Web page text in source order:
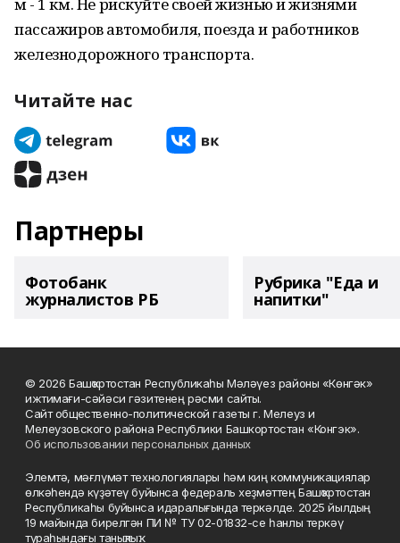
пассажиров автомобиля, поезда и работников
железнодорожного транспорта.
Читайте нас
Партнеры
Фотобанк
журналистов РБ
Рубрика "Еда и
напитки"
© 2026 Башҡортостан Республикаһы Мәләүез районы «Көнгәк»
ижтимағи-сәйәси гәзитенең рәсми сайты.
Сайт общественно-политической газеты г. Мелеуз и
Мелеузовского района Республики Башкортостан «Конгэк».
Об использовании персональных данных
Элемтә, мәғлүмәт технологиялары һәм киң коммуникациялар
өлкәһендә күҙәтеү буйынса федераль хеҙмәттең Башҡортостан
Республикаһы буйынса идаралығында теркәлде. 2025 йылдың
19 майында бирелгән ПИ № ТУ 02-01832-се һанлы теркәү
тураһындағы таныҡлыҡ.